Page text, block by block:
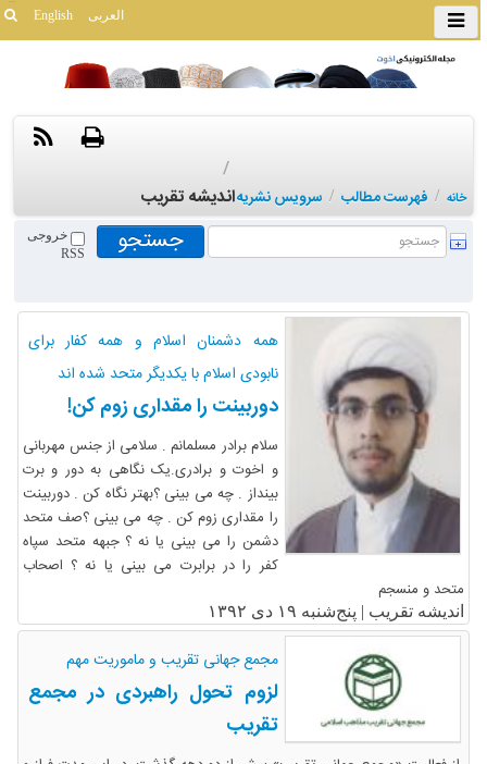
English العربی
خانه / فهرست مطالب / سرویس نشریه
/
اندیشه تقریب
خروجی
RSS
همه دشمنان اسلام و همه کفار برای
نابودی اسلام با یکدیگر متحد شده اند
دوربینت را مقداری زوم کن!
سلام برادر مسلمانم . سلامی از جنس مهربانی
و اخوت و برادری.یک نگاهی به دور و برت
بینداز . چه می بینی ؟بهتر نگاه کن . دوربینت
را مقداری زوم کن . چه می بینی ؟صف متحد
دشمن را می بینی یا نه ؟ جبهه متحد سپاه
کفر را در برابرت می بینی یا نه ؟ اصحاب
متحد و منسجم
اندیشه تقریب | پنج‌شنبه ۱۹ دی ۱۳۹۲
مجمع جهانی تقریب و ماموریت مهم
لزوم تحول راهبردی در مجمع
تقریب